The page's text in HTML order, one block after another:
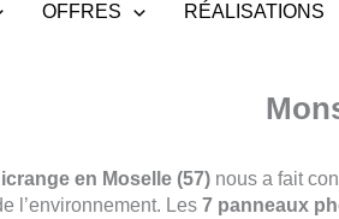
OFFRES RÉALISATIONS
en Moselle (57) nous a fait
l’environnement. Les 7 panneaux